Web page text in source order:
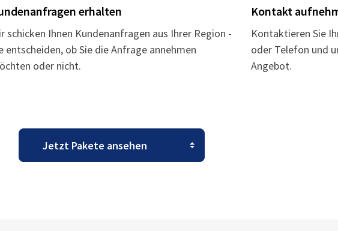
erhalten
schicken Ihnen Kundenanfragen aus Ihrer Region -
entscheiden, ob Sie die Anfrage annehmen
oder nicht.
Kontakt
Kontaktieren Sie
oder Telefon und
Angebot.